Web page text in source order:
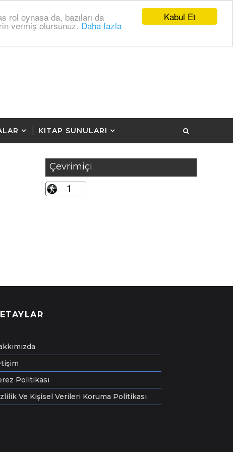
Kabul Et
rol oynasa da, bazıları da
vermiş olursunuz. Daha fazla
KITAP SUNULARI
Çevrimiçi
Politikası
Ve Kişisel Verileri Koruma Politikası